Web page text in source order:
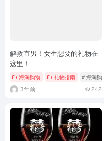
解救直男！女生想要的礼物在
这里！
海淘购物 礼物指南 # 海淘购物
3年前 242